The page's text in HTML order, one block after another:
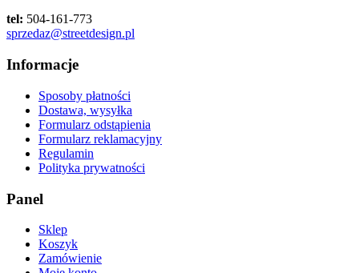
tel: 504-161-773
sprzedaz@streetdesign.pl
Informacje
Sposoby płatności
Dostawa, wysyłka
Formularz odstąpienia
Formularz reklamacyjny
Regulamin
Polityka prywatności
Panel
Sklep
Koszyk
Zamówienie